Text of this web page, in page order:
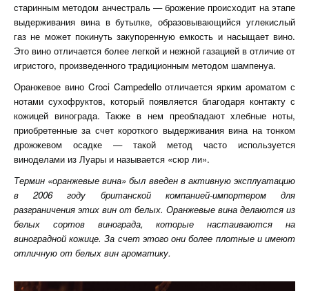
старинным методом анчестраль — брожение происходит на этапе
выдерживания вина в бутылке, образовывающийся углекислый
газ не может покинуть закупоренную емкость и насыщает вино.
Это вино отличается более легкой и нежной газацией в отличие от
игристого, произведенного традиционным методом шампенуа.
Оранжевое вино Croci Campedello отличается ярким ароматом с
нотами сухофруктов, который появляется благодаря контакту с
кожицей винограда. Также в нем преобладают хлебные ноты,
приобретенные за счет короткого выдерживания вина на тонком
дрожжевом осадке — такой метод часто используется
виноделами из Луары и называется «сюр ли».
Термин «оранжевые вина» был введен в активную эксплуатацию
в 2006 году британской компанией-импортером для
разграничения этих вин от белых. Оранжевые вина делаются из
белых сортов винограда, которые настаиваются на
виноградной кожице. За счет этого они более плотные и имеют
отличную от белых вин ароматику.